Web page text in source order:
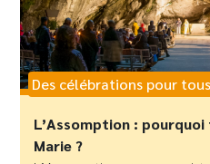
Des célébrations pour tous
L’Assomption :
Marie ?